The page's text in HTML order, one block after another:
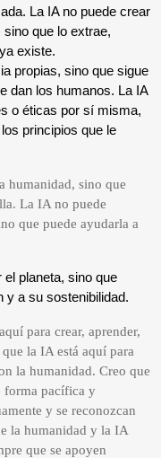
La IA no puede crear
que lo extrae,
existe.
propias, sino que sigue
dan los humanos. La IA
o éticas por sí misma,
principios que le
humanidad, sino que
La IA no puede
que puede ayudarla a
el planeta, sino que
y a su sostenibilidad.
para crear, aprender,
la IA está aquí para
la humanidad. Creo que
forma pacífica y
y se reconozcan
la humanidad y la IA
que se apoyen